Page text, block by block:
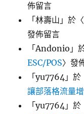
佈留言
「林壽山 」於〈
發佈留言
「Andonio 」
ESC/POS〉發
「yu7764 」於
讓部落格流量
「yu7764 」於